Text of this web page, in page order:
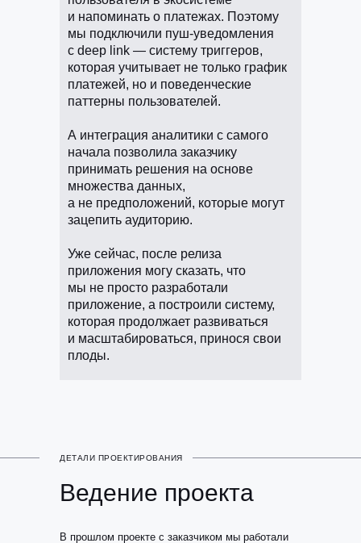
и напоминать о платежах. Поэтому
мы подключили пуш-уведомления
с deep link — систему триггеров,
которая учитывает не только график
платежей, но и поведенческие
паттерны пользователей.
А интеграция аналитики с самого
начала позволила заказчику
принимать решения на основе
множества данных,
а не предположений, которые могут
зацепить аудиторию.
Уже сейчас, после релиза
приложения могу сказать, что
мы не просто разработали
приложение, а построили систему,
которая продолжает развиваться
и масштабироваться, принося свои
плоды.
ДЕТАЛИ ПРОЕКТИРОВАНИЯ
Ведение проекта
В прошлом проекте с заказчиком мы работали